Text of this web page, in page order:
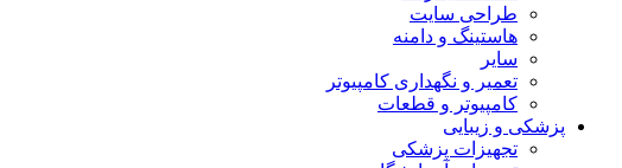
طراحی سایت
هاستینگ و دامنه
سایر
تعمیر و نگهداری کامپیوتر
کامپیوتر و قطعات
پزشکی و زیبایی
تجهیزات پزشکی